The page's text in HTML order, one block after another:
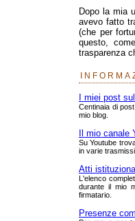
Dopo la mia
avevo fatto
(che per
questo,
trasparenza
I miei post
Centinaia di
mio blog.
Il mio canale
Su Youtube
in varie
Atti
L'elenco
durante il mio
firmatario.
Presenze